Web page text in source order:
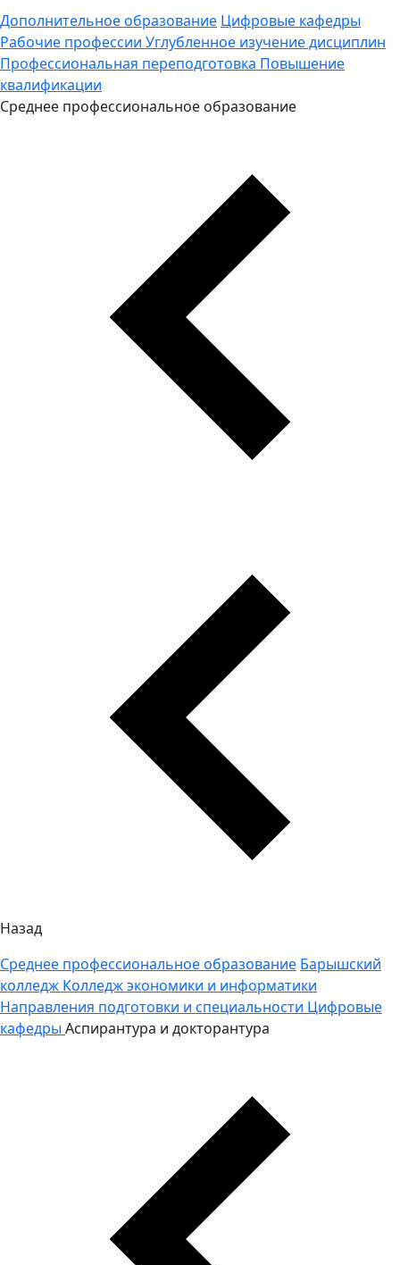
Дополнительное образование Цифровые кафедры
Рабочие профессии Углубленное изучение дисциплин
Профессиональная переподготовка Повышение
квалификации
Среднее профессиональное образование
Назад
Среднее профессиональное образование Барышский
колледж Колледж экономики и информатики
Направления подготовки и специальности Цифровые
кафедры Аспирантура и докторантура